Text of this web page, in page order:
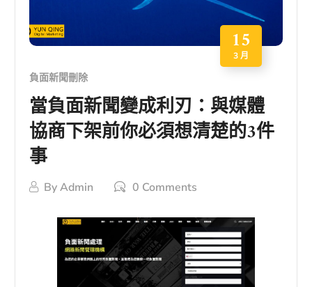
15
3 月
負面新聞刪除
當負面新聞變成利刃：與媒體
協商下架前你必須想清楚的3件
事
ByAdmin 0 Comments